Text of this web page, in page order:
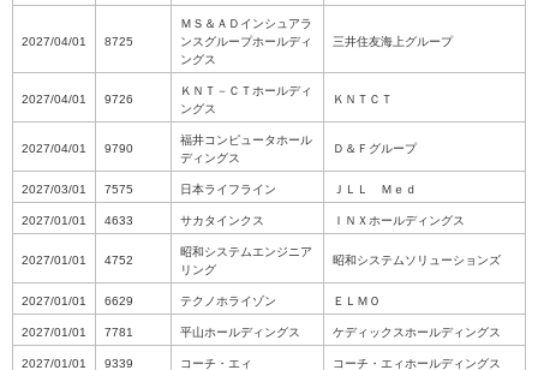
2027/04/01 8725
ＭＳ＆ＡＤインシュアラ
ンスグループホールディ
ングス
三井住友海上グループ
2027/04/01 9726
ＫＮＴ－ＣＴホールディ
ングス
ＫＮＴＣＴ
2027/04/01 9790
福井コンピュータホール
ディングス
Ｄ＆Ｆグループ
2027/03/01 7575 日本ライフライン ＪＬＬ Ｍｅｄ
2027/01/01 4633 サカタインクス ＩＮＸホールディングス
2027/01/01 4752
昭和システムエンジニア
リング
昭和システムソリューションズ
2027/01/01 6629 テクノホライゾン ＥＬＭＯ
2027/01/01 7781 平山ホールディングス ケディックスホールディングス
2027/01/01 9339 コーチ・エィ コーチ・エィホールディングス